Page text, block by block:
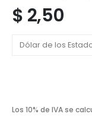
$ 2,50
Los 10% de IVA se